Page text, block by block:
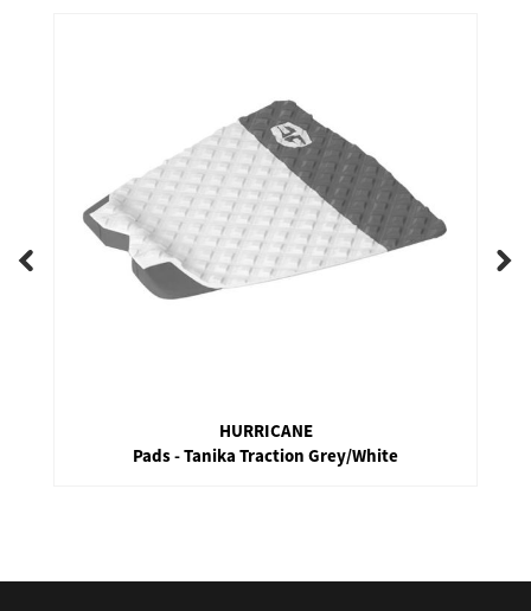
HURRICANE
Pads - Tanika Traction Grey/White